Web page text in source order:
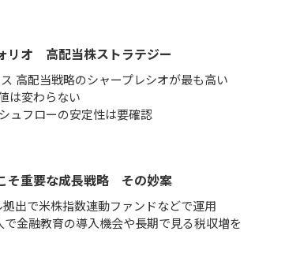
リオ 高配当株ストラテジー
高配当戦略のシャープレシオが最も高い
は変わらない
ュフローの安定性は要確認
そ重要な成長戦略 その妙案
出で米株指数連動ファンドなどで運用
金融教育の導入機会や長期で見る税収増を